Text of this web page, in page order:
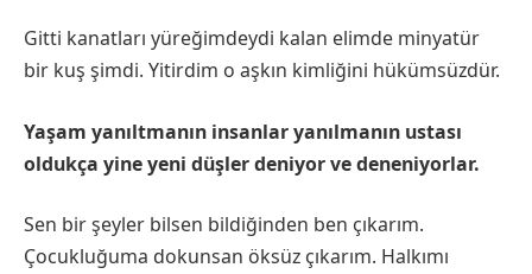
Gitti kanatları yüreğimdeydi kalan elimde minyatür
bir kuş şimdi. Yitirdim o aşkın kimliğini hükümsüzdür.
Yaşam yanıltmanın insanlar yanılmanın ustası
oldukça yine yeni düşler deniyor ve deneniyorlar.
Sen bir şeyler bilsen bildiğinden ben çıkarım.
Çocukluğuma dokunsan öksüz çıkarım. Halkımı